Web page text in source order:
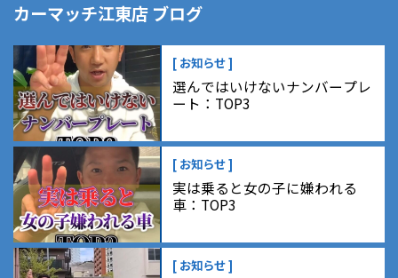
カーマッチ江東店 ブログ
[ お知らせ ]
選んではいけないナンバープレ
ート：TOP3
[ お知らせ ]
実は乗ると女の子に嫌われる
車：TOP3
[ お知らせ ]